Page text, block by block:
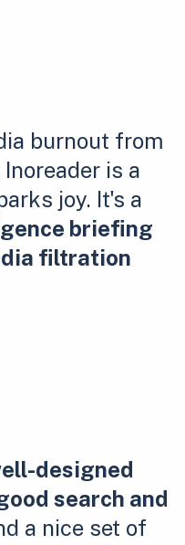
burnout from
is a
joy. It's a
briefing
filtration
designed
search and
a nice set of